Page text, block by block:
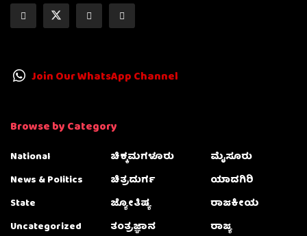
Join Our WhatsApp Channel
Browse by Category
National
News & Politics
State
Uncategorized
ಚಿಕ್ಕಮಗಳೂರು
ಚಿತ್ರದುರ್ಗ
ಜ್ಯೋತಿಷ್ಯ
ತಂತ್ರಜ್ಞಾನ
ಮೈಸೂರು
ಯಾದಗಿರಿ
ರಾಜಕೀಯ
ರಾಜ್ಯ